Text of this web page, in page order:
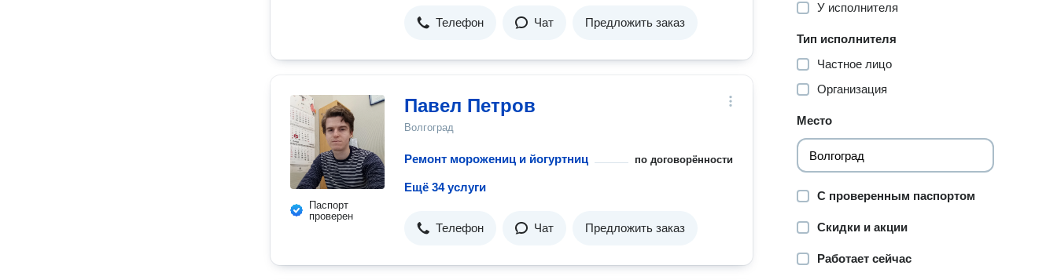
Телефон Чат Предложить заказ
Паспорт
проверен
Павел Петров
Волгоград
Ремонт морожениц и йогуртниц по договорённости
Ещё 34 услуги
Телефон Чат Предложить заказ
У исполнителя
Тип исполнителя
Частное лицо
Организация
Место
С проверенным паспортом
Скидки и акции
Работает сейчас